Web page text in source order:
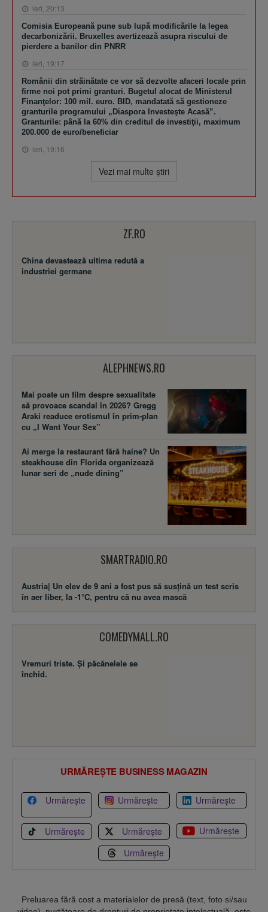
ieri, 20:13
Comisia Europeană pune sub lupă modificările la legea
decarbonizării. Bruxelles avertizează asupra riscului de
pierdere a banilor din PNRR
ieri, 19:17
Românii din străinătate ce vor să dezvolte afaceri locale prin
firme noi pot primi granturi. Bugetul alocat de Ministerul
Finanţelor: 100 mil. euro. BID, mandatată să gestioneze
granturile programului „Diaspora Investeşte Acasă”.
Granturile: până la 60% din creditul de investiţii, maximum
200.000 de euro/beneficiar
ieri, 19:16
Vezi mai multe ştiri
ZF.RO
China devastează ultima redută a
industriei germane
ALEPHNEWS.RO
Mai poate un film despre sexualitate
să provoace scandal în 2026? Gregg
Araki readuce erotismul în prim-plan
cu „I Want Your Sex”
Ai merge la restaurant fără haine? Un
steakhouse din Florida organizează
lunar seri de „nude dining”
SMARTRADIO.RO
Austria| Un elev de 9 ani a fost pus să susţină un test scris
în aer liber, la -1°C, pentru că nu avea mască
COMEDYMALL.RO
Vremuri triste. Şi păcănelele se
închid.
URMĂREȘTE BUSINESS MAGAZIN
Urmărește Urmărește Urmărește
Urmărește Urmărește
Urmărește
Urmărește
Preluarea fără cost a materialelor de presă (text, foto si/sau